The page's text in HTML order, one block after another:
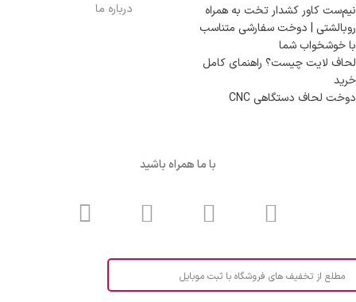
نیم‌ست کاور کشدار تخت به همراه
روبالشتی | دوخت سفارشی متناسب
با خوشخواب شما
لحاف لایت چیست؟ راهنمای کامل
خرید
دوخت لحاف دستگاهی CNC
درباره ما
با ما همراه باشید
مطلع از تخفیف های فروشگاه با ثبت موبایل